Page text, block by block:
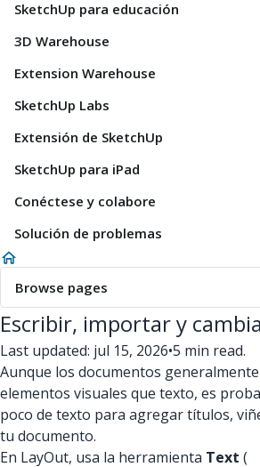
SketchUp para educación
3D Warehouse
Extension Warehouse
SketchUp Labs
Extensión de SketchUp
SketchUp para iPad
Conéctese y colabore
Solución de problemas
Browse pages
Escribir, importar y
Last updated: jul 15, 2026•5 min read.
Aunque los documentos
elementos visuales que texto, es
poco de texto para agregar títulos,
tu documento.
En LayOut, usa la herramienta Text (